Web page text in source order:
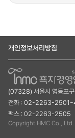
개인정보처리방침
(07328) 서울시 영등포
전화 : 02-2263-
팩스 : 02-2263-2505
Copyright HMC Co.,